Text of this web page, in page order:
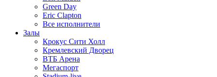
Green Day
Eric Clapton
Все исполнители
Залы
Крокус Сити Холл
Кремлевский Дворец
ВТБ Арена
Мегаспорт